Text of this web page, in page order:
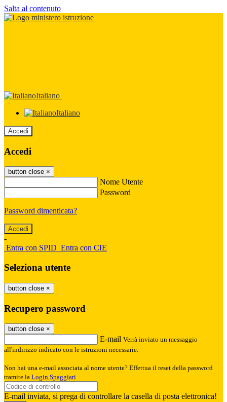
Salta al contenuto
Italiano
Italiano
Accedi
Accedi
button close ×
Nome Utente
Password
Password dimenticata?
-
Entra con SPID Entra con CIE
Seleziona utente
button close ×
Recupero password
button close ×
E-mail Verrà inviato un messaggio
all'indirizzo indicato con le istruzioni necessarie.
Non hai una e-mail associata al nome utente? Effettua il reset della password
tramite la Login Spaggiari
E-mail inviata, si prega di controllare la casella di posta elettronica!